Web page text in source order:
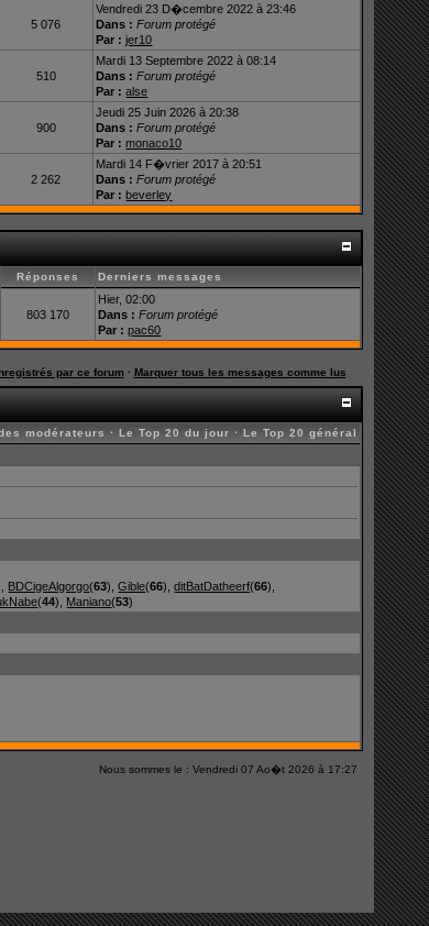
5 076
Vendredi 23 D�cembre 2022 à 23:46
Dans : Forum protégé
Par : jer10
510
Mardi 13 Septembre 2022 à 08:14
Dans : Forum protégé
Par : alse
900
Jeudi 25 Juin 2026 à 20:38
Dans : Forum protégé
Par : monaco10
2 262
Mardi 14 F�vrier 2017 à 20:51
Dans : Forum protégé
Par : beverley
Réponses Derniers messages
803 170
Hier, 02:00
Dans : Forum protégé
Par : pac60
par ce forum· Marquer tous les messages comme lus
modérateurs ·Le Top 20 du jour ·Le Top 20 général
BDCigeAlgorgo(63),Gible(66),ditBatDatheerf(66),
(44), Maniano(53)
Nous sommes le : Vendredi 07 Ao�t 2026 à 17:27